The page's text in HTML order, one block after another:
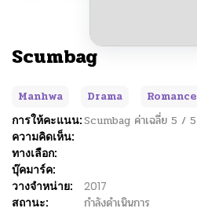
Scumbag
Manhwa Drama Romance
การให้คะแนน:Scumbag ค่าเฉลี่ย 5 / 5
ความคิดเห็น:
ทางเลือก:
บุ๊คมาร์ค:
วางจำหน่าย:
2017
สถานะ:
กำลังดำเนินการ